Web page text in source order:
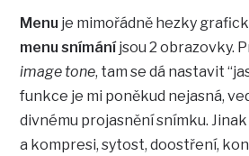
Menu je mimořádně hezky
menu snímáníjsou 2 obrazovky.
image tone, tam se dá nastavit
funkce je mi poněkud nejasná,
divnému projasnění snímku.
a kompresi, sytost, doostření,